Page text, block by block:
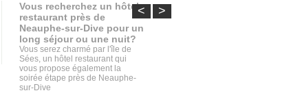
Vous recherchez un hôtel
restaurant près de
Neauphe-sur-Dive pour un
long séjour ou une nuit?
Vous serez charmé par l'île de
Sées, un hôtel restaurant qui
vous propose également la
soirée étape près de Neauphe-
sur-Dive
< >